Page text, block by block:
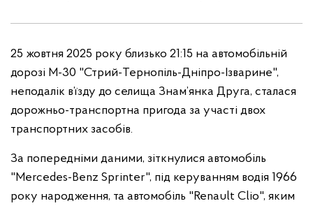
25 жовтня 2025 року близько 21:15 на автомобільній
дорозі М-30 "Стрий-Тернопіль-Дніпро-Ізварине",
неподалік в’їзду до селища Знам’янка Друга, сталася
дорожньо-транспортна пригода за участі двох
транспортних засобів.
За попередніми даними, зіткнулися автомобіль
"Mercedes-Benz Sprinter", під керуванням водія 1966
року народження, та автомобіль "Renault Clio", яким